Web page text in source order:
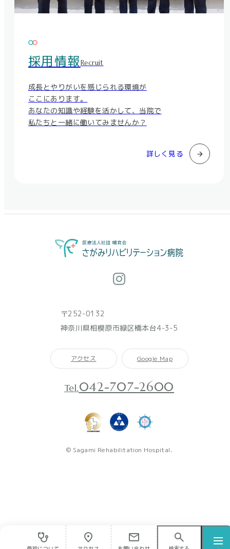
採用情報Recruit
成長とやりがいを感じられる環境が
ここにあります。
あなたの知識や経験を活かして、当院で
私たちと一緒に働いてみませんか？
詳しく見る
〒252-0132
神奈川県相模原市緑区橋本台4-3-5
アクセス Google Map
Tel.042-707-2600
© Sagami Rehabilitation Hospital.